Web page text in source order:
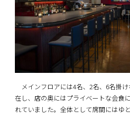
メインフロアには4名、2名、6名掛
在し、店の奥にはプライベートな会食
れていました。全体として席間にはゆ